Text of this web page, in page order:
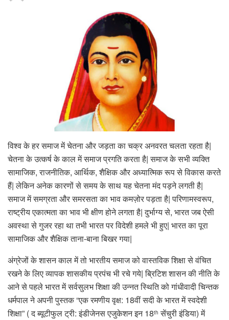
विश्व के हर समाज में चेतना और जड़ता का चक्र अनवरत चलता रहता है|
चेतना के उत्कर्ष के काल में समाज प्रगति करता है| समाज के सभी व्यक्ति
सामाजिक, राजनीतिक, आर्थिक, शैक्षिक और अध्यात्मिक रूप से विकास करते
हैं| लेकिन अनेक कारणों से समय के साथ यह चेतना मंद पड़ने लगती है|
समाज में समग्रता और समरसता का भाव कमज़ोर पड़ता है| परिणामस्वरूप,
राष्ट्रीय एकात्मता का भाव भी क्षीण होने लगता है| दुर्भाग्य से, भारत जब ऐसी
अवस्था से गुजर रहा था तभी भारत पर विदेशी हमले भी हुए| भारत का पूरा
सामाजिक और शैक्षिक ताना-बाना बिखर गया|
अंग्रेजों के शासन काल में तो भारतीय समाज को वास्तविक शिक्षा से वंचित
रखने के लिए व्यापक शासकीय प्रपंच भी रचे गये| ब्रिटिश शासन की नीति के
आने से पहले भारत में सर्वसुलभ शिक्षा की उन्नत स्थिति को गांधीवादी चिन्तक
धर्मपाल ने अपनी पुस्तक “एक रमणीय वृक्ष: 18वीं सदी के भारत में स्वदेशी
शिक्षा” ( द ब्यूटीफुल ट्री: इंडीजेनस एजुकेशन इन 18th सेंचुरी इंडिया) में